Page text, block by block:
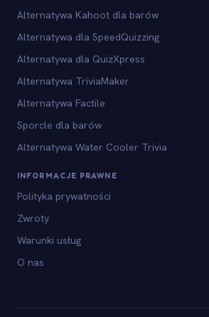
Alternatywa Kahoot dla barów
Alternatywa dla SpeedQuizzing
Alternatywa dla QuizXpress
Alternatywa TriviaMaker
Alternatywa Factile
Sporcle dla barów
Alternatywa Water Cooler Trivia
INFORMACJE PRAWNE
Polityka prywatności
Zwroty
Warunki usług
O nas